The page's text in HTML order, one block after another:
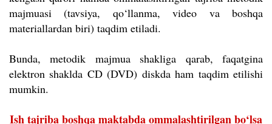
majmuasi (tavsiya, qo‘llanma, video va boshqa
materiallardan biri) taqdim etiladi.
Bunda, metodik majmua shakliga qarab, faqatgina
elektron shaklda CD (DVD) diskda ham taqdim etilishi
mumkin.
Ish tajriba boshqa maktabda ommalashtirilgan bo‘lsa